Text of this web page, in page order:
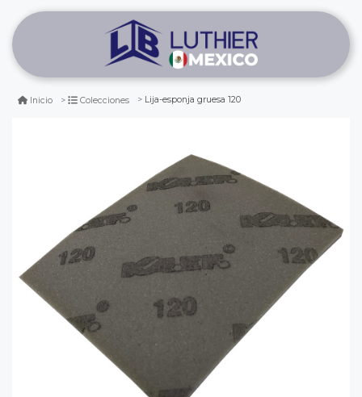
Inicio Colecciones Lija-esponja gruesa 120